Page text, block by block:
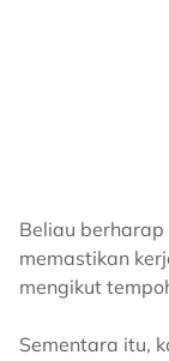
Beliau
memastikan
mengikut
Sementara itu,